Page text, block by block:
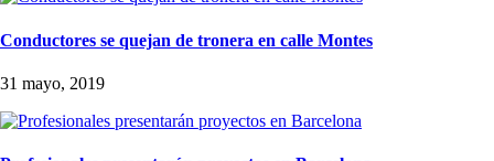
Conductores se quejan de tronera en calle Montes
31 mayo, 2019